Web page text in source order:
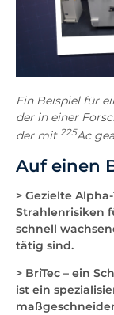
Ein Beispiel für
der in einer
der mit 225Ac
Auf einen
> Gezielte
Strahlenrisiken
schnell
tätig sind.
> BriTec – ein
ist ein